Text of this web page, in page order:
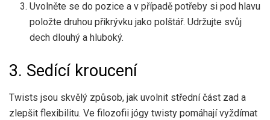
Uvolněte se do pozice a v případě potřeby si pod hlavu
položte druhou přikrývku jako polštář. Udržujte svůj
dech dlouhý a hluboký.
3. Sedící kroucení
Twists jsou skvělý způsob, jak uvolnit střední část zad a
zlepšit flexibilitu. Ve filozofii jógy twisty pomáhají vyždímat